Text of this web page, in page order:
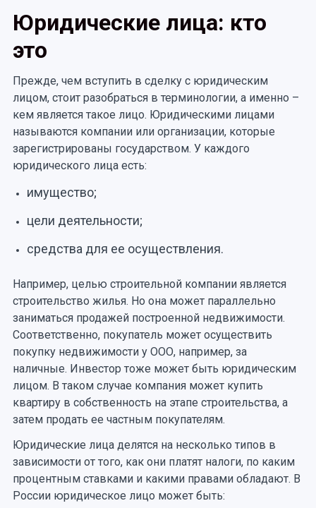
Юридические лица: кто
это
Прежде, чем вступить в сделку с юридическим
лицом, стоит разобраться в терминологии, а именно –
кем является такое лицо. Юридическими лицами
называются компании или организации, которые
зарегистрированы государством. У каждого
юридического лица есть:
имущество;
цели деятельности;
средства для ее осуществления.
Например, целью строительной компании является
строительство жилья. Но она может параллельно
заниматься продажей построенной недвижимости.
Соответственно, покупатель может осуществить
покупку недвижимости у ООО, например, за
наличные. Инвестор тоже может быть юридическим
лицом. В таком случае компания может купить
квартиру в собственность на этапе строительства, а
затем продать ее частным покупателям.
Юридические лица делятся на несколько типов в
зависимости от того, как они платят налоги, по каким
процентным ставками и какими правами обладают. В
России юридическое лицо может быть: